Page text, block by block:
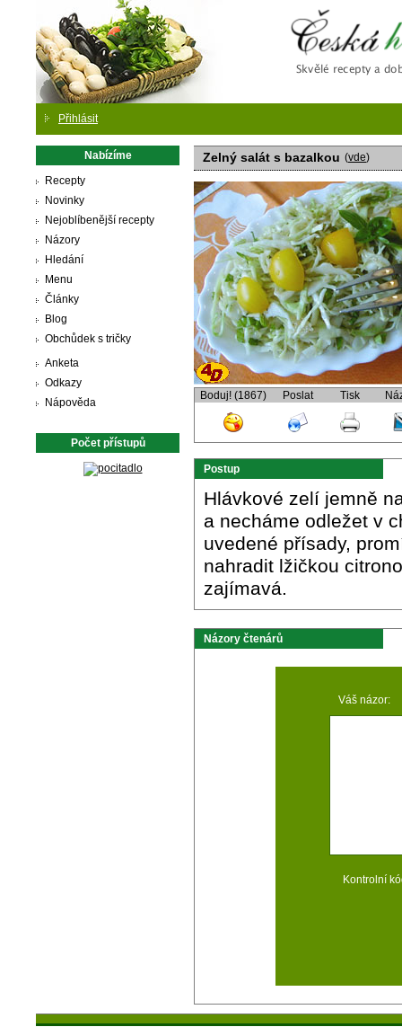
Přihlásit
Nabízíme
Recepty
Novinky
Nejoblíbenější recepty
Názory
Hledání
Menu
Články
Blog
Obchůdek s tričky
Anketa
Odkazy
Nápověda
Počet přístupů
Zelný salát s bazalkou (vde)
Boduj! (1867) Poslat Tisk
Postup
Hlávkové zelí jemně
a necháme odležet v
uvedené přísady,
nahradit lžičkou
zajímavá.
Názory čtenárů
Váš názor:
Kontrolní